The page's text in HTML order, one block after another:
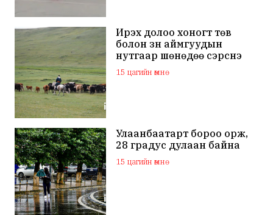
Ирэх долоо хоногт төв
болон зүүн аймгуудын
нутгаар шөнөдөө сэрүүснэ
15 цагийн өмнө
Улаанбаатарт бороо орж,
28 градус дулаан байна
15 цагийн өмнө